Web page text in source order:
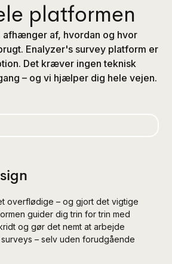
platformen
af, hvordan og hvor
Enalyzer's survey platform er
Det kræver ingen teknisk
– og vi hjælper dig hele vejen.
overflødige – og gjort det vigtige
guider dig trin for trin med
og gør det nemt at arbejde
– selv uden forudgående